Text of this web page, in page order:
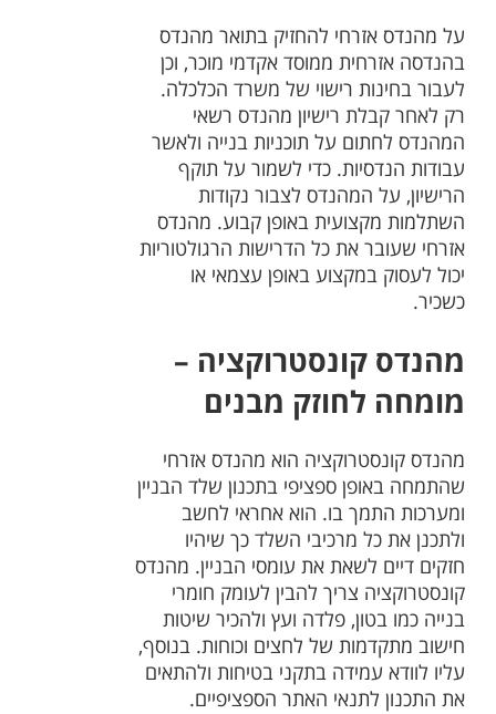
על מהנדס אזרחי להחזיק בתואר מהנדס
בהנדסה אזרחית ממוסד אקדמי מוכר, וכן
לעבור בחינות רישוי של משרד הכלכלה.
רק לאחר קבלת רישיון מהנדס רשאי
המהנדס לחתום על תוכניות בנייה ולאשר
עבודות הנדסיות. כדי לשמור על תוקף
הרישיון, על המהנדס לצבור נקודות
השתלמות מקצועית באופן קבוע. מהנדס
אזרחי שעובר את כל הדרישות הרגולטוריות
יכול לעסוק במקצוע באופן עצמאי או
כשכיר.
מהנדס קונסטרוקציה –
מומחה לחוזק מבנים
מהנדס קונסטרוקציה הוא מהנדס אזרחי
שהתמחה באופן ספציפי בתכנון שלד הבניין
ומערכות התמך בו. הוא אחראי לחשב
ולתכנן את כל מרכיבי השלד כך שיהיו
חזקים דיים לשאת את עומסי הבניין. מהנדס
קונסטרוקציה צריך להבין לעומק חומרי
בנייה כמו בטון, פלדה ועץ ולהכיר שיטות
חישוב מתקדמות של לחצים וכוחות. בנוסף,
עליו לוודא עמידה בתקני בטיחות ולהתאים
את התכנון לתנאי האתר הספציפיים.